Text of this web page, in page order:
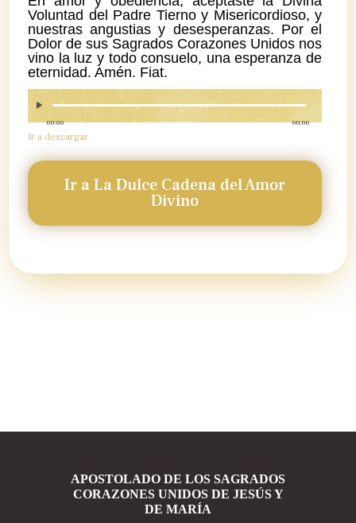
Voluntad del Padre Tierno y Misericordioso, y
nuestras angustias y desesperanzas. Por el
Dolor de sus Sagrados Corazones Unidos nos
vino la luz y todo consuelo, una esperanza de
eternidad. Amén. Fiat.
00:00 00:00
Ir a descargar
Ir a La Dulce Cadena del Amor
Divino
APOSTOLADO DE LOS SAGRADOS
CORAZONES UNIDOS DE JESÚS Y
DE MARÍA